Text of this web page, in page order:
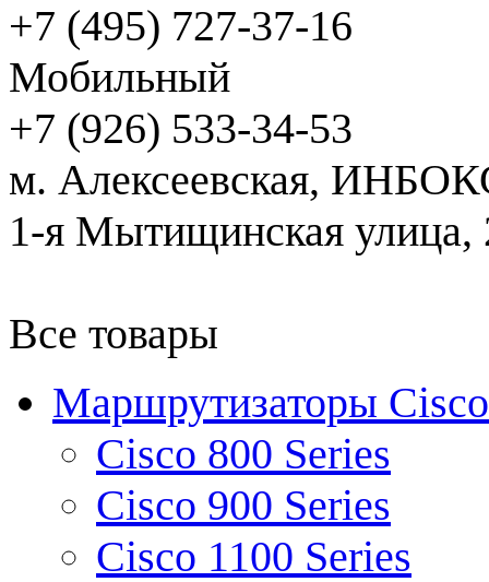
+7 (495) 727-37-16
Мобильный
+7 (926) 533-34-53
м. Алексеевская,
1-я Мытищинская улица,
Все товары
Маршрутизаторы Cisco
Cisco 800 Series
Cisco 900 Series
Cisco 1100 Series